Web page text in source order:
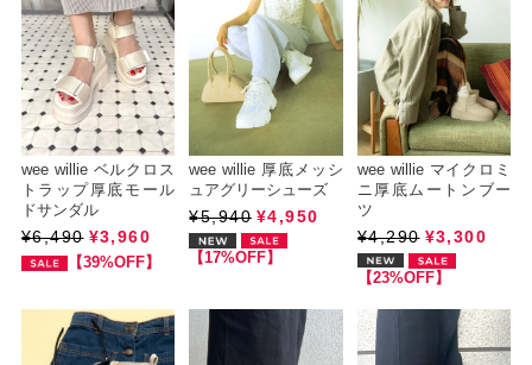
wee willie ベルクロス
トラップ厚底モール
ドサンダル
¥6,490 ¥3,960
【39%OFF】
wee willie 厚底メッシ
ュアグリーシューズ
¥5,940 ¥4,950
【17%OFF】
wee willie マイクロミ
ニ厚底ムートンブー
ツ
¥4,290 ¥3,300
【23%OFF】